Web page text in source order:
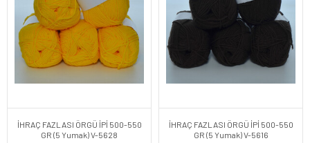
İHRAÇ FAZLASI ÖRGÜ İPİ 500-550
GR (5 Yumak) V-5628
İHRAÇ FAZLASI ÖRGÜ İPİ 500-550
GR (5 Yumak) V-5616